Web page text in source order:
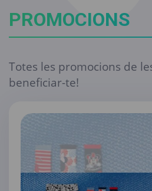
PROMOCIONS
Totes les promocions de
beneficiar-te!